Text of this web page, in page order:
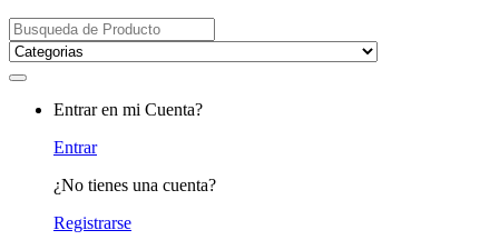
Buscar:
Entrar en mi Cuenta?
Entrar
¿No tienes una cuenta?
Registrarse